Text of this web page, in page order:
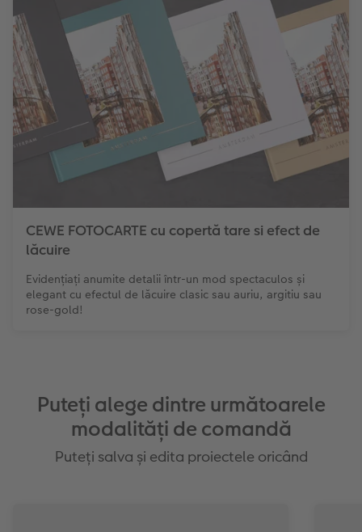
CEWE FOTOCARTE cu copertă tare si efect de
lăcuire
Evidențiați anumite detalii într-un mod spectaculos și
elegant cu efectul de lăcuire clasic sau auriu, argitiu sau
rose-gold!
Puteți alege dintre următoarele
modalități de comandă
Puteți salva și edita proiectele oricând